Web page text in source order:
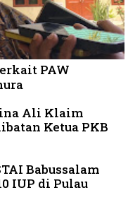
PAW
Ali Klaim
Ketua PKB
Babussalam
IUP di Pulau